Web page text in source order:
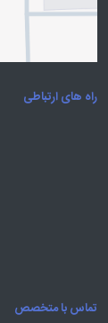
راه های ارتباطی
تماس با متخصص